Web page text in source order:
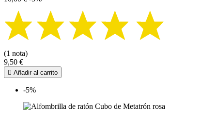
(1 nota)
9,50 €
 Añadir al carrito
-5%